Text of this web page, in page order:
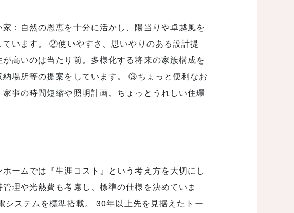
：自然の恩恵を十分に活かし、陽当りや卓越風を
います。 ②使いやすさ、思いやりのある設計提
高いのは当たり前。多様化する将来の家族構成を
場所等の提案をしています。 ③ちょっと便利なお
事の時間短縮や照明計画、ちょっとうれしい住環
ームでは『生涯コスト』という考え方を大切にし
理や光熱費も考慮し、標準の仕様を決めていま
ステムを標準搭載。 30年以上先を見据えたトー